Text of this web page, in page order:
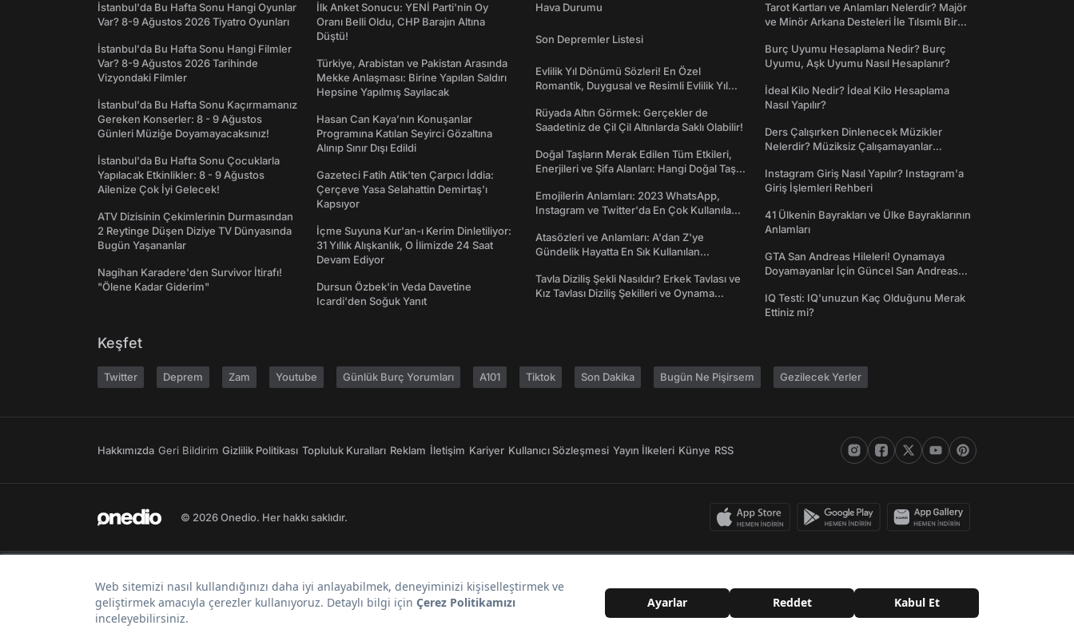
İstanbul'da Bu Hafta Sonu Hangi Oyunlar
Var? 8-9 Ağustos 2026 Tiyatro Oyunları
İstanbul'da Bu Hafta Sonu Hangi Filmler
Var? 8-9 Ağustos 2026 Tarihinde
Vizyondaki Filmler
İstanbul'da Bu Hafta Sonu Kaçırmamanız
Gereken Konserler: 8 - 9 Ağustos
Günleri Müziğe Doyamayacaksınız!
İstanbul'da Bu Hafta Sonu Çocuklarla
Yapılacak Etkinlikler: 8 - 9 Ağustos
Ailenize Çok İyi Gelecek!
ATV Dizisinin Çekimlerinin Durmasından
2 Reytinge Düşen Diziye TV Dünyasında
Bugün Yaşananlar
Nagihan Karadere'den Survivor İtirafı!
"Ölene Kadar Giderim"
İlk Anket Sonucu: YENİ Parti'nin Oy
Oranı Belli Oldu, CHP Barajın Altına
Düştü!
Türkiye, Arabistan ve Pakistan Arasında
Mekke Anlaşması: Birine Yapılan Saldırı
Hepsine Yapılmış Sayılacak
Hasan Can Kaya’nın Konuşanlar
Programına Katılan Seyirci Gözaltına
Alınıp Sınır Dışı Edildi
Gazeteci Fatih Atik'ten Çarpıcı İddia:
Çerçeve Yasa Selahattin Demirtaş'ı
Kapsıyor
İçme Suyuna Kur'an-ı Kerim Dinletiliyor:
31 Yıllık Alışkanlık, O İlimizde 24 Saat
Devam Ediyor
Dursun Özbek'in Veda Davetine
Icardi'den Soğuk Yanıt
Hava Durumu
Son Depremler Listesi
Evlilik Yıl Dönümü Sözleri! En Özel
Romantik, Duygusal ve Resimli Evlilik Yıl
Rüyada Altın Görmek: Gerçekler de
Saadetiniz de Çil Çil Altınlarda Saklı Olabilir!
Doğal Taşların Merak Edilen Tüm Etkileri,
Enerjileri ve Şifa Alanları: Hangi Doğal Taş
Emojilerin Anlamları: 2023 WhatsApp,
Instagram ve Twitter'da En Çok Kullanılan
Atasözleri ve Anlamları: A'dan Z'ye
Gündelik Hayatta En Sık Kullanılan
Tavla Diziliş Şekli Nasıldır? Erkek Tavlası ve
Kız Tavlası Diziliş Şekilleri ve Oynama
Tarot Kartları ve Anlamları Nelerdir? Majör
ve Minör Arkana Desteleri İle Tılsımlı Bir
Burç Uyumu Hesaplama Nedir? Burç
Uyumu, Aşk Uyumu Nasıl Hesaplanır?
İdeal Kilo Nedir? İdeal Kilo Hesaplama
Nasıl Yapılır?
Ders Çalışırken Dinlenecek Müzikler
Nelerdir? Müziksiz Çalışamayanlar
Instagram Giriş Nasıl Yapılır? Instagram'a
Giriş İşlemleri Rehberi
41 Ülkenin Bayrakları ve Ülke Bayraklarının
Anlamları
GTA San Andreas Hileleri! Oynamaya
Doyamayanlar İçin Güncel San Andreas
IQ Testi: IQ'unuzun Kaç Olduğunu Merak
Ettiniz mi?
Keşfet
Twitter Deprem Zam Youtube Günlük Burç Yorumları A101 Tiktok Son Dakika Bugün Ne Pişirsem Gezilecek Yerler
Hakkımızda Geri Bildirim Gizlilik Politikası Topluluk Kuralları Reklam İletişim Kariyer Kullanıcı Sözleşmesi Yayın İlkeleri Künye RSS
© 2026 Onedio. Her hakkı saklıdır.